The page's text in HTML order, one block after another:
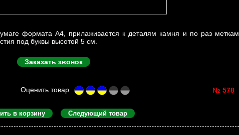
формата А4, прилаживается к деталям камня и по раз меткам
под буквы высотой 5 см.
Заказать звонок
№ 578
в корзину Следующий товар